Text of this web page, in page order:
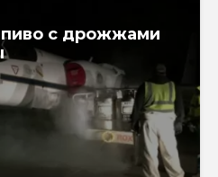
с дрожжами